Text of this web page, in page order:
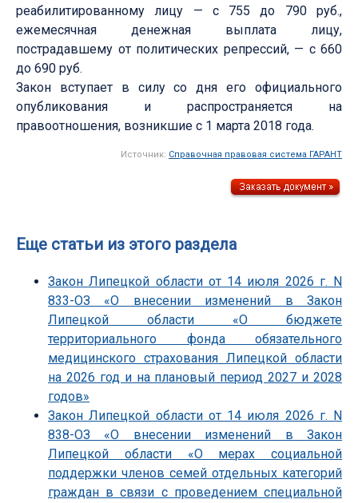
реабилитированному лицу — с 755 до 790 руб.,
ежемесячная денежная выплата лицу,
пострадавшему от политических репрессий, — с 660
до 690 руб.
Закон вступает в силу со дня его официального
опубликования и распространяется на
правоотношения, возникшие с 1 марта 2018 года.
Источник: Справочная правовая система ГАРАНТ
Еще статьи из этого раздела
Закон Липецкой области от 14 июля 2026 г. N
833-ОЗ «О внесении изменений в Закон
Липецкой области «О бюджете
территориального фонда обязательного
медицинского страхования Липецкой области
на 2026 год и на плановый период 2027 и 2028
годов»
Закон Липецкой области от 14 июля 2026 г. N
838-ОЗ «О внесении изменений в Закон
Липецкой области «О мерах социальной
поддержки членов семей отдельных категорий
граждан в связи с проведением специальной